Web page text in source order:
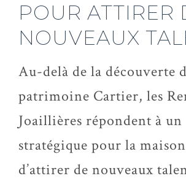
POUR ATTIRER
NOUVEAUX
Au-delà de la découverte
patrimoine Cartier, les
Joaillières répondent à un
stratégique pour la
d’attirer de nouveaux